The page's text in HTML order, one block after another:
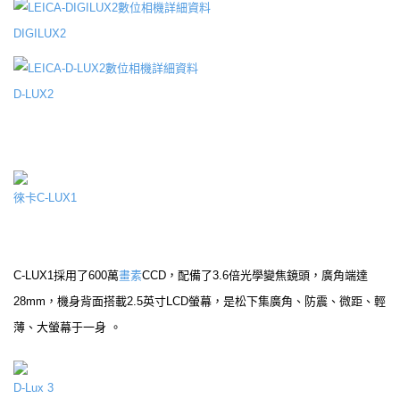
DIGILUX2
D-LUX2
徠卡C-LUX1
C-LUX1採用了600萬畫素CCD，配備了3.6倍光學變焦鏡頭，廣角端達
28mm，機身背面搭載2.5英寸LCD螢幕，是松下集廣角、防震、微距、輕
薄、大螢幕于一身 。
D-Lux 3